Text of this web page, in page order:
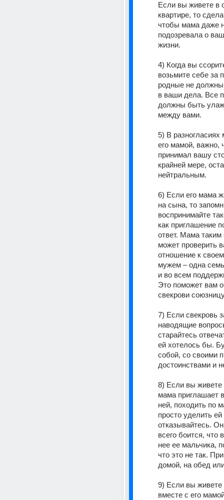
Если вы живете в
квартире, то
чтобы мама даже
подозревала о
жизни.
4) Когда вы
возьмите себе за
родные не
в ваши дела. Все
должны быть
между вами.
5) В
его мамой, важно,
принимал вашу
крайней мере,
нейтральным.
6) Если его мама
на сына, то
воспринимайте
как приглашение
ответ. Мама таким
может проверить
отношение к
мужем – одна
и во всем
Это поможет вам
свекрови
7) Если свекровь
наводящие
старайтесь
ей хотелось бы.
собой, со своими
достоинствами и
8) Если вы живете
мама приглашает
ней, походить по
просто уделить
отказывайтесь.
всего боится, что
нее ее мальчика,
что это не так.
домой, на обед
9) Если вы
вместе с его